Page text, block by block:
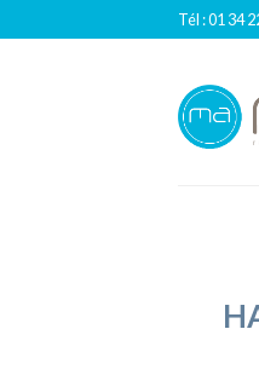
Tél : 01 34